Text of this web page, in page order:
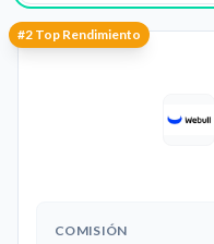
#2 Top Rendimiento
COMISIÓN